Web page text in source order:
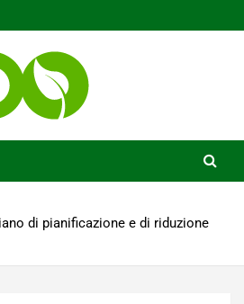
di pianificazione e di riduzione